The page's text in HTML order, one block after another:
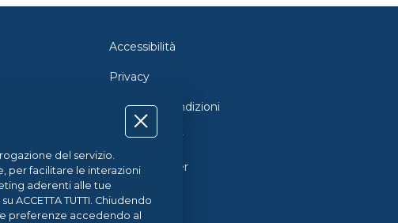
Accessibilità
Privacy
Termini e Condizioni
Cookie Policy
Cookie Center
del servizio.
per facilitare le interazioni
aderenti alle tue
TUTTI. Chiudendo
preferenze accedendo al